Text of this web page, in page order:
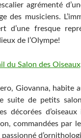
agrémenté
des musiciens.
d’une fresque
de l’Olympe!
Giovanna, habite
suite de petits
décorées
commandées par